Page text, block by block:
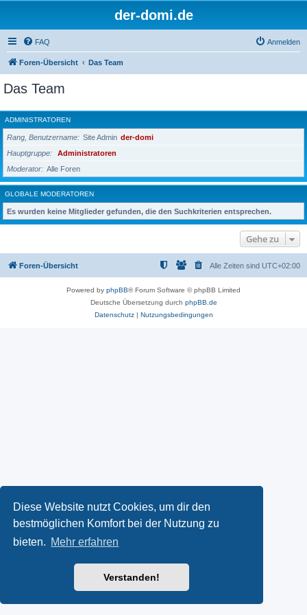
Diese Website nutzt Cookies, um dir den
bestmöglichen Komfort bei der Nutzung zu
bieten. Mehr erfahren
Verstanden!
der-domi.de
FAQ Anmelden
Foren-Übersicht Das Team
Das Team
ADMINISTRATOREN
Rang, Benutzername Site Admin der-domi
Hauptgruppe
Administratoren
Moderator
Alle Foren
GLOBALE MODERATOREN
Es wurden keine Mitglieder gefunden, die den Suchkriterien entsprechen.
Gehe zu
Foren-Übersicht Alle Zeiten sind UTC+02:00
Powered by phpBB® Forum Software © phpBB Limited
Deutsche Übersetzung durch phpBB.de
Datenschutz| Nutzungsbedingungen